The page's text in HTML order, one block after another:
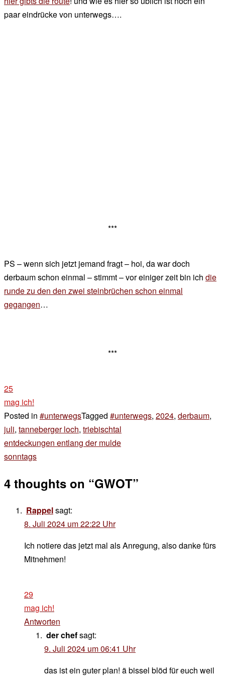
paar eindrücke von unterwegs….
***
PS – wenn sich jetzt jemand fragt – hoi, da war doch
derbaum schon einmal – stimmt – vor einiger zeit bin ich die
runde zu den den zwei steinbrüchen schon einmal
gegangen…
***
25
mag ich!
Posted in #unterwegsTagged #unterwegs, 2024, derbaum,
juli, tanneberger loch, triebischtal
Beitragsnavigation
entdeckungen entlang der mulde
sonntags
4 thoughts on “GWOT”
Rappelsagt:
8. Juli 2024 um 22:22 Uhr
Ich notiere das jetzt mal als Anregung, also danke fürs
Mitnehmen!
29
mag ich!
Antworten
der chefsagt:
9. Juli 2024 um 06:41 Uhr
das ist ein guter plan! ä bissel blöd für euch weil